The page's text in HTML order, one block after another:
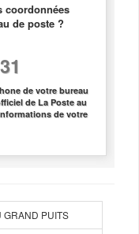
coordonnées
de poste ?
de votre bureau
de La Poste au
de votre
GRAND PUITS